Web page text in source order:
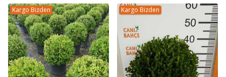
Kargo Bizden Kargo Bizden